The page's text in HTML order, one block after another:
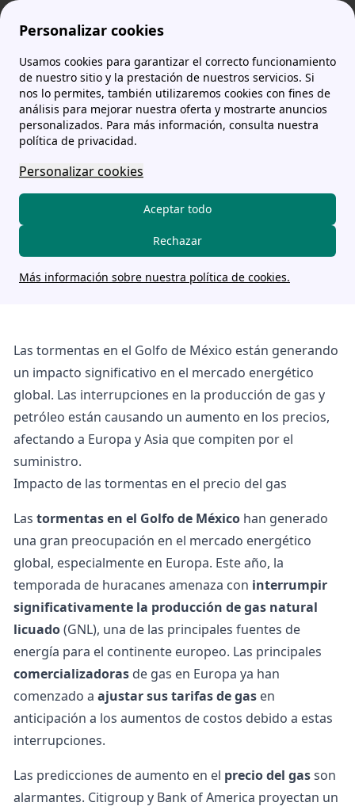
Personalizar cookies
Usamos cookies para garantizar el correcto funcionamiento
de nuestro sitio y la prestación de nuestros servicios. Si
nos lo permites, también utilizaremos cookies con fines de
análisis para mejorar nuestra oferta y mostrarte anuncios
personalizados. Para más información, consulta nuestra
política de privacidad.
Personalizar cookies
Aceptar todo
Rechazar
Más información sobre nuestra política de cookies.
comparador-tarifas.es noticias Las tormentas del golfo de México también nos afectan en Europa
Las tormentas del golfo de
México también nos
afectan en Europa
Alex Páez Jiménez
Las tormentas en el Golfo de México están generando
un impacto significativo en el mercado energético
global. Las interrupciones en la producción de gas y
petróleo están causando un aumento en los precios,
afectando a Europa y Asia que compiten por el
suministro.
Impacto de las tormentas en el precio del gas
Las tormentas en el Golfo de México han generado
una gran preocupación en el mercado energético
global, especialmente en Europa. Este año, la
temporada de huracanes amenaza con interrumpir
significativamente la producción de gas natural
licuado(GNL), una de las principales fuentes de
energía para el continente europeo. Las principales
comercializadoras de gas en Europa ya han
comenzado a ajustar sus tarifas de gas en
anticipación a los aumentos de costos debido a estas
interrupciones.
Las predicciones de aumento en el precio del gasson
alarmantes. Citigroup y Bank of America proyectan un